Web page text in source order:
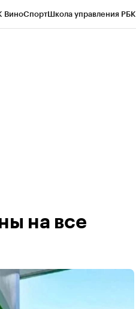
ВиноСпортШкола управления РБК
на все